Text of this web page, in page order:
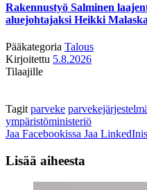
Rakennustyö Salminen
aluejohtajaksi Heikki Malaska
Pääkategoria Talous
Kirjoitettu 5.8.2026
Tilaajille
Tagit parveke
ympäristöministeriö
Jaa Facebookissa Jaa
Lisää aiheesta